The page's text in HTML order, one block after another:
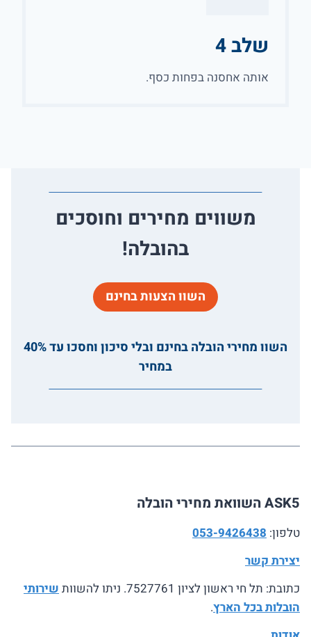
שלב 4
אותה אחסנה בפחות כסף.
משווים מחירים וחוסכים
בהובלה!
השוו הצעות בחינם
השוו מחירי הובלה בחינם ובלי סיכון וחסכו עד 40%
במחיר
ASK5 השוואת מחירי הובלה
טלפון: 053-9426438
יצירת קשר
כתובת: תל חי ראשון לציון 7527761. ניתו להשוות
שירותי
הובלות בכל הארץ.